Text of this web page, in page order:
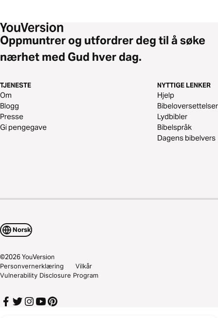
Oppmuntrer og utfordrer deg til å søke
nærhet med Gud hver dag.
TJENESTE
Om
Blogg
Presse
Gi pengegave
NYTTIGE LENKER
Hjelp
Bibeloversettelser
Lydbibler
Bibelspråk
Dagens bibelvers
Norsk
©2026YouVersion
Personvernerklæring
Vilkår
Vulnerability Disclosure Program